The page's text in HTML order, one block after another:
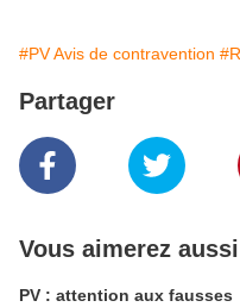
#PV Avis de contravention
Partager
Vous aimerez aussi
PV : attention aux fausses